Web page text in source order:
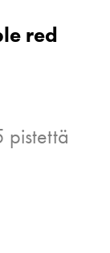
red
pistettä